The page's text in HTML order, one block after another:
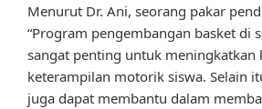
Menurut Dr. Ani, seorang pakar
“Program pengembangan basket di
sangat penting untuk meningkatkan
keterampilan motorik siswa. Selain
juga dapat membantu dalam